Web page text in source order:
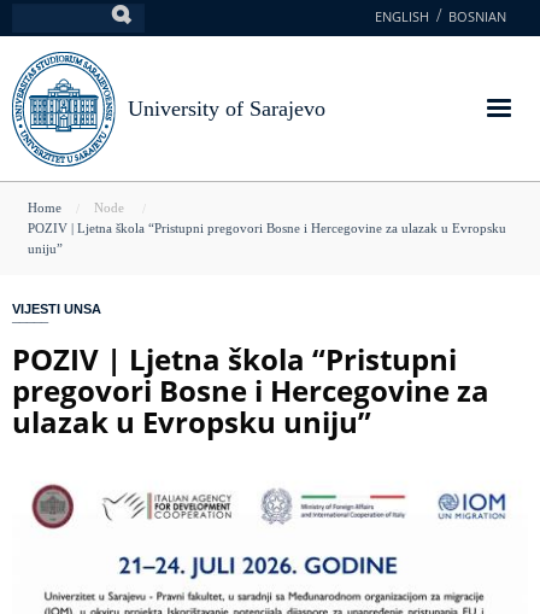
to
main
content
ENGLISH BOSNIAN
University of Sarajevo
You
are
Home
Node
POZIV | Ljetna škola “Pristupni pregovori Bosne i Hercegovine za ulazak u Evropsku
uniju”
VIJESTI UNSA
POZIV | Ljetna škola “Pristupni
pregovori Bosne i Hercegovine za
ulazak u Evropsku uniju”